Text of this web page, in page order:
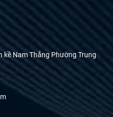
kề Nam Thắng Phường Trung